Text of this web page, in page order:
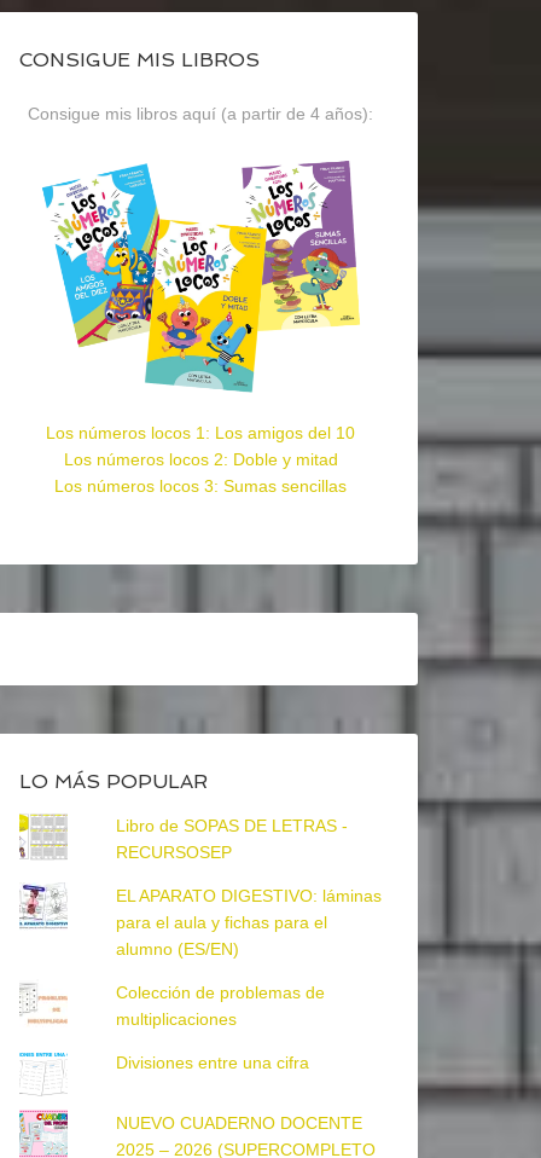
CONSIGUE MIS LIBROS
Consigue mis libros aquí (a partir de 4 años):
Los números locos 1: Los amigos del 10
Los números locos 2: Doble y mitad
Los números locos 3: Sumas sencillas
LO MÁS POPULAR
Libro de SOPAS DE LETRAS -
RECURSOSEP
EL APARATO DIGESTIVO: láminas
para el aula y fichas para el
alumno (ES/EN)
Colección de problemas de
multiplicaciones
Divisiones entre una cifra
NUEVO CUADERNO DOCENTE
2025 – 2026 (SUPERCOMPLETO